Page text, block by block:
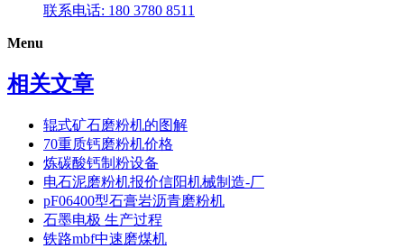
联系电话: 180 3780 8511
Menu
相关文章
辊式矿石磨粉机的图解
70重质钙磨粉机价格
炼碳酸钙制粉设备
电石泥磨粉机报价信阳机械制造-厂
pF06400型石膏岩沥青磨粉机
石墨电极 生产过程
铁路mbf中速磨煤机